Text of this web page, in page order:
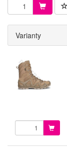
Varianty